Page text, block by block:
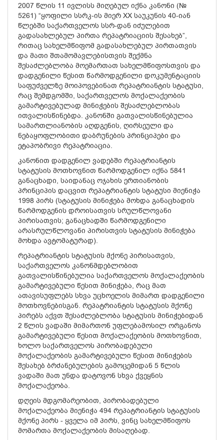
2007 წლის 11 ივლისს მიღებულ იქნა კანონი (№
5261) “ყოფილი სსრკ-ის მიერ XX საუკუნის 40-იან
წლებში საქართველოს სსრ-დან იძულებით
გადასახლებულ პირთა რეპატრიაციის შესახებ”,
რითაც სახელმწიფომ გადასახლებულ პირთათვის
და მათი შთამომავლებისთვის შექმნა
შესაძლებლობა მოემართათ სახელმწიფოსთვის და
დადგენილი წესით წარმოდგენილი დოკუმენტაციის
საფუძველზე მოიპოვებინათ რეპატრიანტის სტატუსი,
რაც შემდგომში, საქართველოს მოქალაქეობის
გამარტივებულად მინიჭების შესაძლებლობას
ითვალისწინებდა. კანონში გათვალისწინებულია
სამართლიანობის აღდგენის, ღირსეული და
ნებაყოფლობითი დაბრუნების პრინციპები და
ეტაპობრივი რეპატრიაცია.
კანონით დადგენილ ვადებში რეპატრიანტის
სტატუსის მოთხოვნით წარმოდგენილ იქნა 5841
განაცხადი, საიდანაც ოჯახის ერთიანობის
პრინციპის დაცვით რეპატრიანტის სტატუსი მიენიჭა
1998 პირს (სტატუსის მინიჭება მოხდა განაცხადის
წარმოდგენის დროისათვის სრულწლოვანი
პირისათვის; განაცხადში წარმოდგენილი
არასრულწლოვანი პირისთვის სტატუსის მინიჭება
მოხდა ავტომატურად).
რეპატრიანტის სტატუსის მქონე პირისათვის,
საქართველოს კანონმდებლობით
გათვალისწინებულია საქართველოს მოქალაქეობის
გამარტივებული წესით მინიჭება, რაც მათ
ათავისუფლებს სხვა უცხოელის მიმართ დადგენილი
მოთხოვნებისგან. რეპატრიანტის სტატუსის მქონე
პირებს აქვთ შესაძლებლობა სტატუსის მინიჭებიდან
2 წლის ვადაში მიმართონ უფლებამოსილ ორგანოს
გამარტივებული წესით მოქალაქეობის მოთხოვნით,
ხოლო საქართველოს პირობადებული
მოქალაქეობის გამარტივებული წესით მინიჭების
შესახებ ბრძანებულების გამოცემიდან 5 წლის
ვადაში მათ უნდა დატოვონ სხვა ქვეყნის
მოქალაქეობა.
დღეის მდგომარეობით, პირობადებული
მოქალაქეობა მიენიჭა 494 რეპატრიანტის სტატუსის
მქონე პირს - ყველა იმ პირს, ვინც სახელმწიფოს
მომართა მოქალაქეობის მისაღებად.